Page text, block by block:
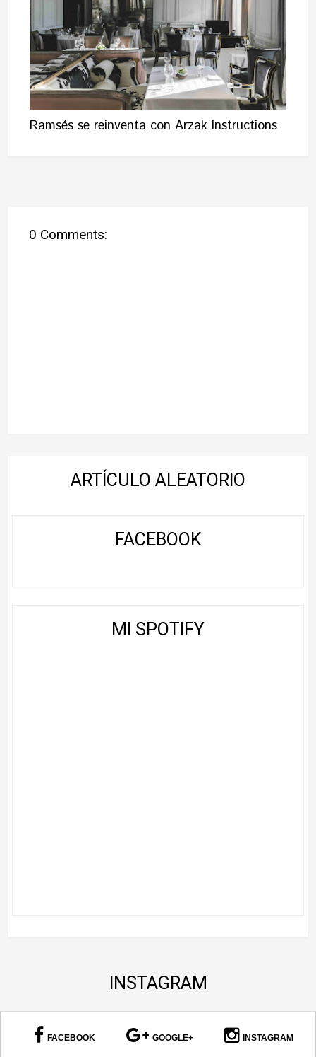
Ramsés se reinventa con Arzak Instructions
0 Comments:
ARTÍCULO ALEATORIO
FACEBOOK
MI SPOTIFY
INSTAGRAM
FACEBOOK GOOGLE+ INSTAGRAM